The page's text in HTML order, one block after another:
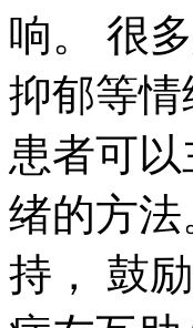
响。 很
抑郁等
患者可
绪的方
持， 鼓